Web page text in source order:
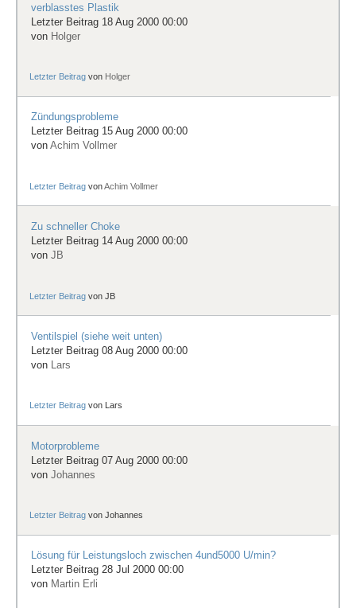
verblasstes Plastik
Letzter Beitrag 18 Aug 2000 00:00
von Holger
Letzter Beitrag von Holger
Zündungsprobleme
Letzter Beitrag 15 Aug 2000 00:00
von Achim Vollmer
Letzter Beitrag vonAchim Vollmer
Zu schneller Choke
Letzter Beitrag 14 Aug 2000 00:00
von JB
Letzter Beitrag vonJB
Ventilspiel (siehe weit unten)
Letzter Beitrag 08 Aug 2000 00:00
von
Lars
Letzter Beitrag von Lars
Motorprobleme
Letzter Beitrag 07 Aug 2000 00:00
von Johannes
Letzter Beitrag vonJohannes
Lösung für Leistungsloch zwischen 4und5000 U/min?
Letzter Beitrag 28 Jul 2000 00:00
von Martin Erli